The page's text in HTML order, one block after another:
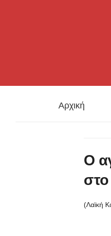
Αρχική
Ο
(Λαϊκή